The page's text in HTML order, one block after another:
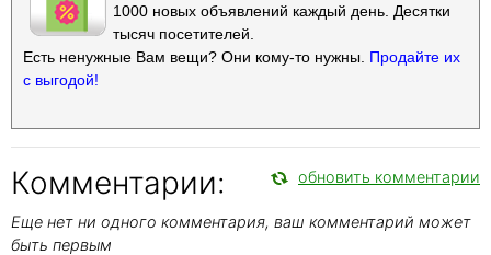
1000 новых объявлений каждый день. Десятки
тысяч посетителей.
Есть ненужные Вам вещи? Они кому-то нужны. Продайте их
с выгодой!
Комментарии: обновить комментарии
Еще нет ни одного комментария, ваш комментарий может
быть первым